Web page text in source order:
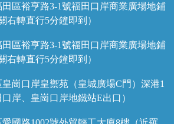
區裕亨路3-1號福田口岸商業廣場地鋪
右轉直行5分鐘即到）
區裕亨路3-1號福田口岸商業廣場地鋪
右轉直行5分鐘即到）
崗口岸皇禦苑（皇城廣場C門）深港1
岸、皇崗口岸地鐵站E出口）